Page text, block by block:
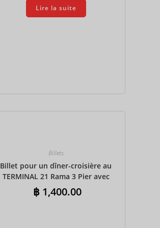
HKD
SGD
Lire la suite
Billets
Billet pour un dîner-croisière au
TERMINAL 21 Rama 3 Pier avec
transferts aller-retour partagés –
Buffet international
฿ 1,400.00